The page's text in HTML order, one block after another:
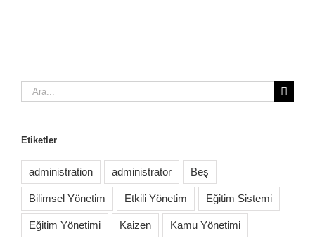
Ara:
Etiketler
administration administrator Beş
Bilimsel Yönetim Etkili Yönetim Eğitim Sistemi
Eğitim Yönetimi Kaizen Kamu Yönetimi